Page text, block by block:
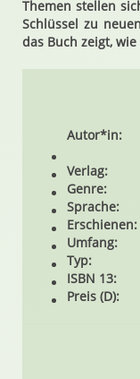
Themen stellen
Schlüssel zu
das Buch zeigt,
Autor*in:
Verlag:
Genre:
Sprache:
Erschienen:
Umfang:
Typ:
ISBN 13:
Preis (D):